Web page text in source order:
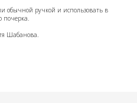
обычной ручкой и использовать в
почерка.
Шабанова.